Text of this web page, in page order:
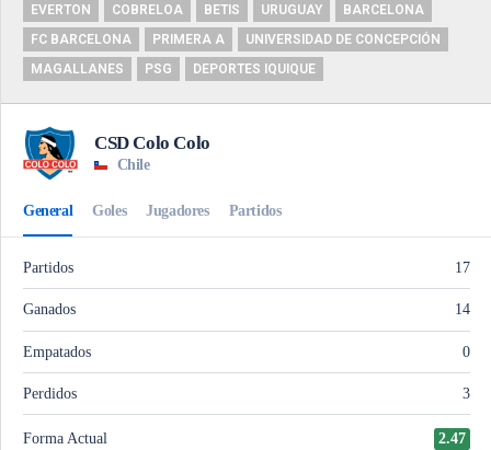
EVERTON
COBRELOA BETIS URUGUAY
BARCELONA
FC BARCELONA
PRIMERA A
UNIVERSIDAD DE CONCEPCIÓN
MAGALLANES
PSG DEPORTES IQUIQUE